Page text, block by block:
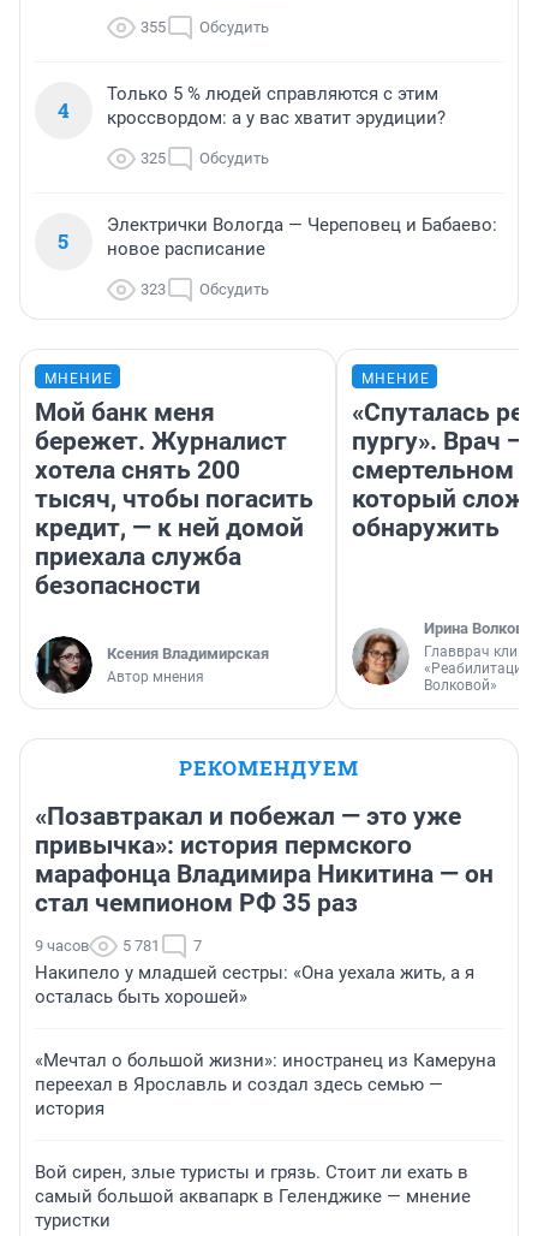
355 Обсудить
4
Только 5 % людей справляются с этим
кроссвордом: а у вас хватит эрудиции?
325 Обсудить
5
Электрички Вологда — Череповец и Бабаево:
новое расписание
323 Обсудить
МНЕНИЕ
Мой банк меня
бережет. Журналист
хотела снять 200
тысяч, чтобы погасить
кредит, — к ней домой
приехала служба
безопасности
Ксения Владимирская
Автор мнения
МНЕНИЕ
«Спуталась
пургу». Врач —
смертельном
который
обнаружить
Ирина Волкова
Главврач
«Реабилитация
Волковой»
РЕКОМЕНДУЕМ
«Позавтракал и побежал — это уже
привычка»: история пермского
марафонца Владимира Никитина — он
стал чемпионом РФ 35 раз
9 часов 5 781 7
Накипело у младшей сестры: «Она уехала жить, а я
осталась быть хорошей»
«Мечтал о большой жизни»: иностранец из Камеруна
переехал в Ярославль и создал здесь семью —
история
Вой сирен, злые туристы и грязь. Стоит ли ехать в
самый большой аквапарк в Геленджике — мнение
туристки